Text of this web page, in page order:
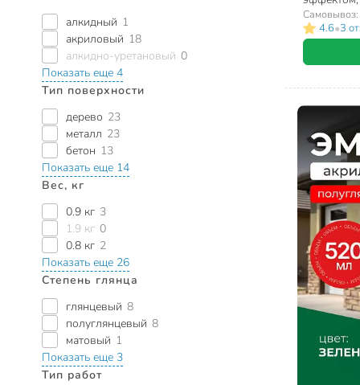
алкидный 1
акриловый 18
алкидно-уретановый 0
Показать еще 4
Тип поверхности
дерево 23
металл 23
бетон 13
Показать еще 14
Вес, кг
0.9 кг 3
1.9 кг 0
0.8 кг 2
Показать еще 26
Степень глянца
глянцевый 8
полуглянцевый 8
матовый 1
Показать еще 3
Тип работ
зеленая,
Самовывоз:
4.6•3